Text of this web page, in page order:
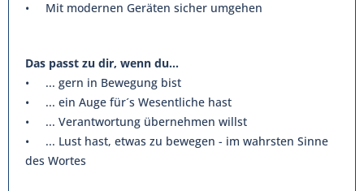
• Mit modernen Geräten sicher umgehen
Das passt zu dir, wenn du...
• ... gern in Bewegung bist
• ... ein Auge für´s Wesentliche hast
• ... Verantwortung übernehmen willst
• ... Lust hast, etwas zu bewegen - im wahrsten Sinne
des Wortes